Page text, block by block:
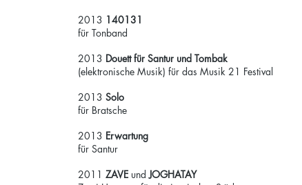
2013 140131
für Tonband
2013 Douett für Santur und Tombak
(elektronische Musik) für das Musik 21 Festival
2013 Solo
für Bratsche
2013 Erwartung
für Santur
2011 ZAVE undJOGHATAY